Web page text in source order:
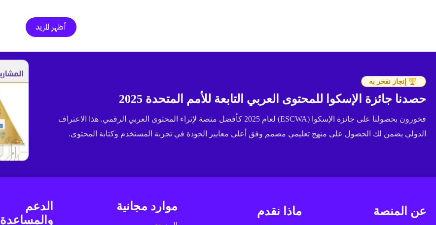
أظهر المزيد
إنجاز نفخر به
حصدنا جائزة الإسكوا للمحتوى العربي التابعة للأمم المتحدة 2025
فخورون بحصولنا على جائزة الإسكوا (ESCWA) لعام 2025 كأفضل منصة لإثراء المحتوى العربي الرقمي. هذا الاعتراف
الدولي يضمن لك الحصول على منهج تعليمي مصمم وفق أعلى معايير الجودة في تجربة المستخدم وكتابة المحتوى.
عن المنصة ماذا نقدم موارد مجانية
الدعم
والمساعدة